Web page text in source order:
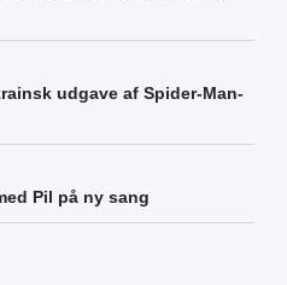
udgave af Spider-Man-
Pil på ny sang